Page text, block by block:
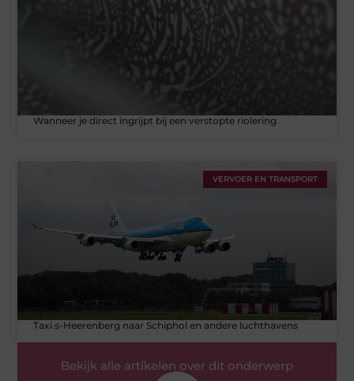
Wanneer je direct ingrijpt bij een verstopte riolering
VERVOER EN TRANSPORT
Taxi s-Heerenberg naar Schiphol en andere luchthavens
Bekijk alle artikelen over dit onderwerp